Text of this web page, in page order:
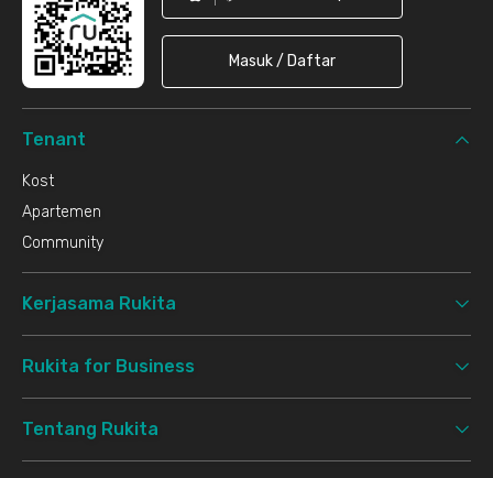
Masuk / Daftar
Tenant
Kost
Apartemen
Community
Kerjasama Rukita
Rukita for Business
Tentang Rukita